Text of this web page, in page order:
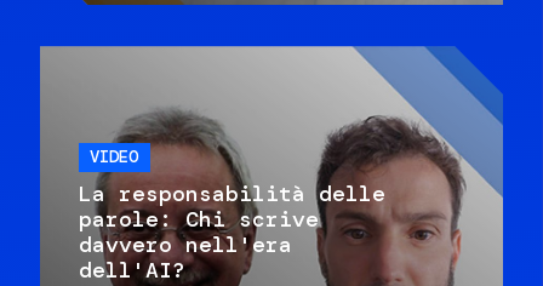
VIDEO
La responsabilità delle
parole: Chi scrive
davvero nell'era
dell'AI?